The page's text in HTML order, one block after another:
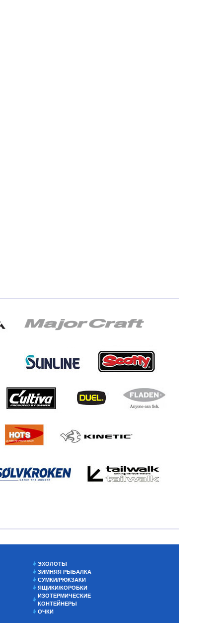
ЭХОЛОТЫ
ЗИМНЯЯ РЫБАЛКА
СУМКИ/РЮКЗАКИ
ЯЩИКИ/КОРОБКИ
ИЗОТЕРМИЧЕСКИЕ
КОНТЕЙНЕРЫ
ОЧКИ